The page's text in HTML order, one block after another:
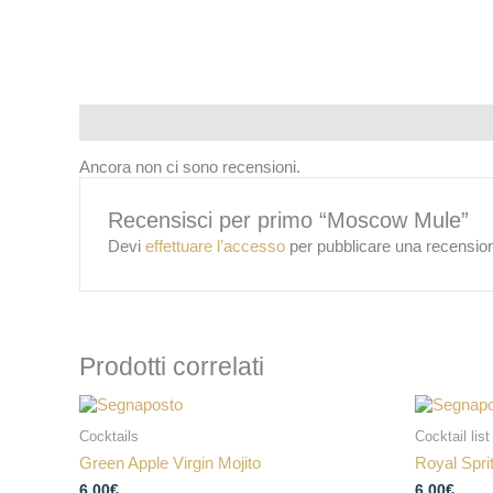
Ancora non ci sono recensioni.
Recensisci per primo “Moscow Mule”
Devieffettuare l’accesso per pubblicare una
Prodotti correlati
Cocktails
Green Apple Virgin Mojito
Cocktail list
Royal